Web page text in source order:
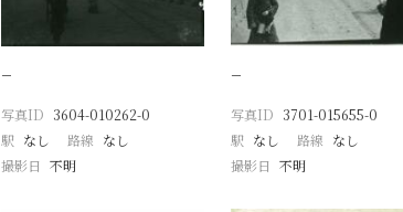
−
写真ID 3604-010262-0
駅 なし 路線 なし
撮影日 不明
−
写真ID 3701-015655-0
駅 なし 路線 なし
撮影日 不明